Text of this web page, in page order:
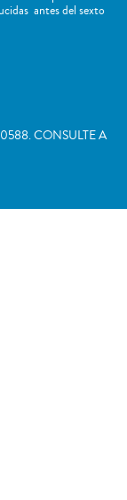
antes del sexto
CONSULTE A